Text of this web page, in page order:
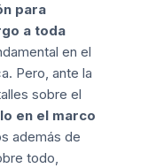
para
a toda
en el
Pero, ante la
sobre el
en el marco
además de
todo,